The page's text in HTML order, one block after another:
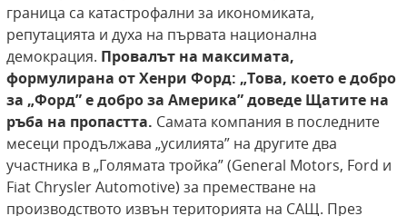
граница са катастрофални за икономиката,
репутацията и духа на първата национална
демокрация. Провалът на максимата,
формулирана от Хенри Форд: „Това, което е добро
за „Форд” е добро за Америка” доведе Щатите на
ръба на пропастта. Самата компания в последните
месеци продължава „усилията” на другите два
участника в „Голямата тройка” (General Motors, Ford и
Fiat Chrysler Automotive) за преместване на
производството извън територията на САЩ. През